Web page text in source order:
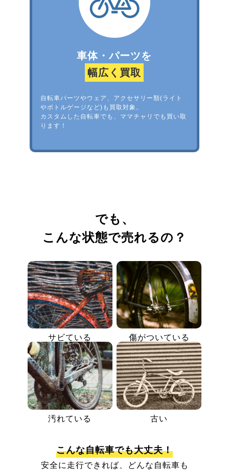
車体・パーツを
幅広く買取
自転車パーツやウェア、アクセサリー類(ライト
やボトルゲージなど)も買取対象。
カスタムした自転車でも、ママチャリでも買い取
ります！
でも、
こんな状態で売れるの？
サビている 傷がついている
汚れている 古い
こんな自転車でも大丈夫！
安全に走行できれば、どんな自転車も